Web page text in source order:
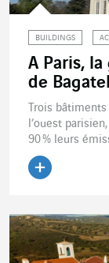
BUILDINGS
A Paris,
de
Trois
l’ouest
90 % leurs